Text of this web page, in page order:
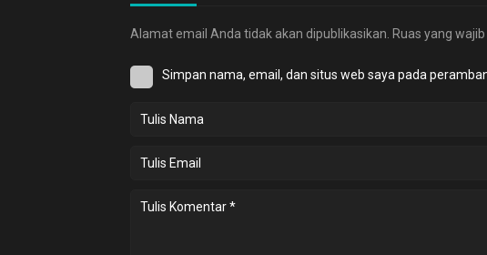
Alamat email Anda tidak akan dipublikasikan. Ruas yang
Simpan nama, email, dan situs web saya pada